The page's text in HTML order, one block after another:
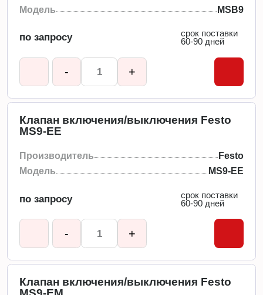
Модель
MSB9
по запросу
срок поставки
60-90 дней
- +
Клапан включения/выключения Festo
MS9-EE
Производитель
Festo
Модель
MS9-EE
по запросу
срок поставки
60-90 дней
- +
Клапан включения/выключения Festo